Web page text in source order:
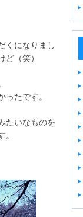
くになりまし
（笑）
たです。
たいなものを
。